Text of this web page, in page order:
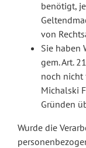
benötigt,
von
Sie haben
gem. Art.
noch nicht
Michalski
Gründen
Wurde die